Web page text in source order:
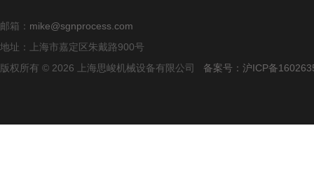
邮箱： mike@sgnprocess.com
地址：上海市嘉定区朱戴路900号
版权所有 © 2026 上海思峻机械设备有限公司 备案号：沪ICP备